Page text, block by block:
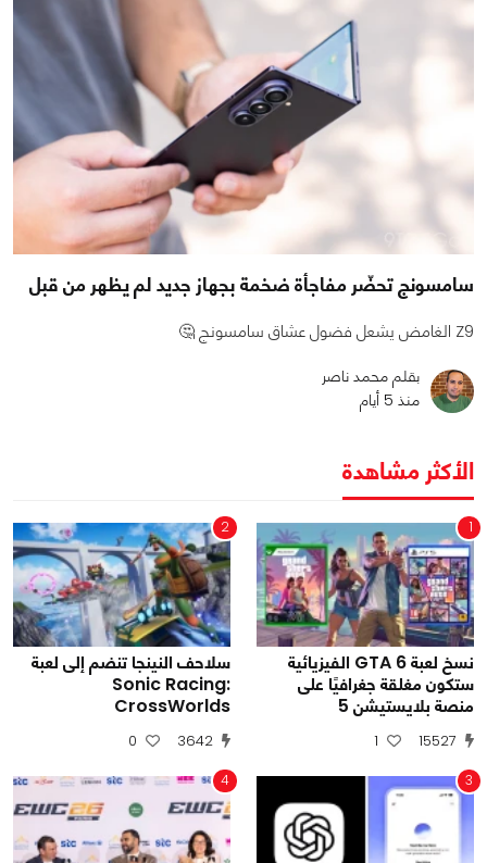
سامسونج تحضّر مفاجأة ضخمة بجهاز جديد لم يظهر من قبل
Z9 الغامض يشعل فضول عشاق سامسونج 🤔
بقلم محمد ناصر
منذ 5 أيام
الأكثر مشاهدة
1
نسخ لعبة GTA 6 الفيزيائية
ستكون مغلقة جغرافيًا على
منصة بلايستيشن 5
15527
1
2
سلاحف النينجا تنضم إلى لعبة
Sonic Racing:
CrossWorlds
3642
0
3
4